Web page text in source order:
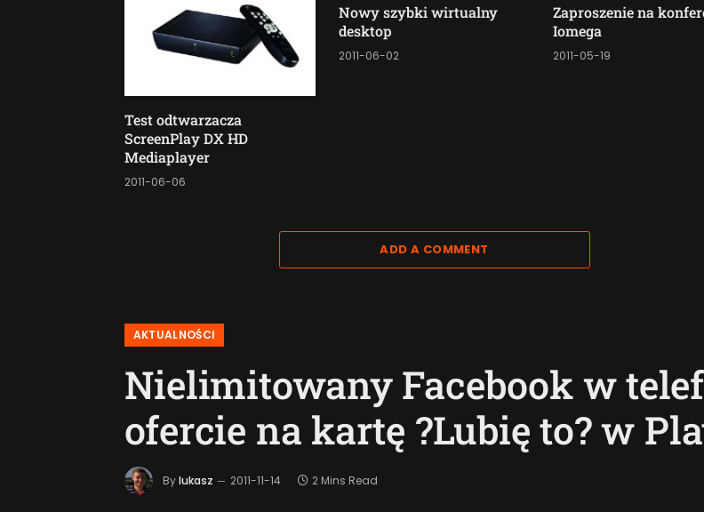
Test odtwarzacza
ScreenPlay DX HD
Mediaplayer
2011-06-06
Nowy szybki wirtualny
desktop
2011-06-02
Zaproszenie na
Iomega
2011-05-19
ADD A COMMENT
AKTUALNOŚCI
Nielimitowany Facebook w
ofercie na kartę ?Lubię to? w
By lukasz 2011-11-14 2 Mins Read